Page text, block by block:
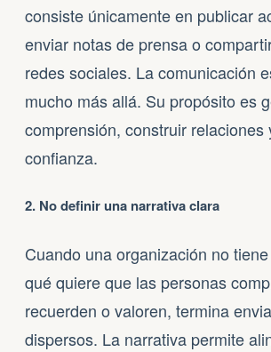
consiste únicamente en publicar
enviar notas de prensa o
redes sociales. La comunicación
mucho más allá. Su propósito es
comprensión, construir relaciones
confianza.
2. No definir una narrativa clara
Cuando una organización no
qué quiere que las personas
recuerden o valoren, termina
dispersos. La narrativa permite